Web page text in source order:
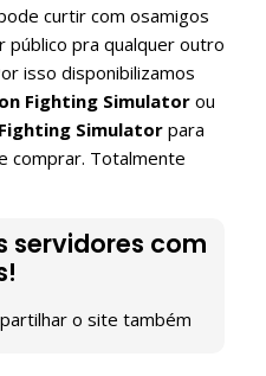
curtir com osamigos
público pra qualquer outro
isso disponibilizamos
Fighting Simulator ou
Simulatorpara
comprar. Totalmente
servidores com
o site também